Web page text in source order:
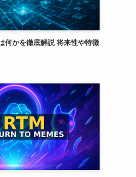
何かを徹底解説 将来性や特徴